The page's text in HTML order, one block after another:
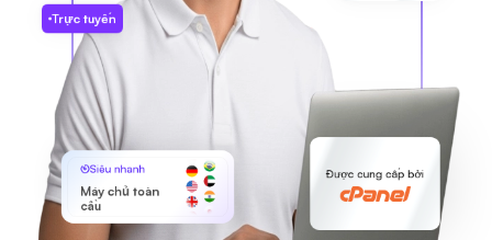
Trực tuyến
Siêu nhanh
Máy chủ toàn
cầu
Được cung cấp bởi